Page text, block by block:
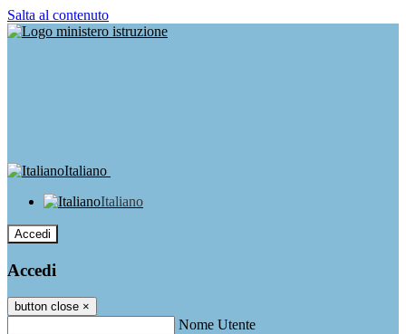
Salta al contenuto
Italiano
Italiano
Accedi
Accedi
button close ×
Nome Utente